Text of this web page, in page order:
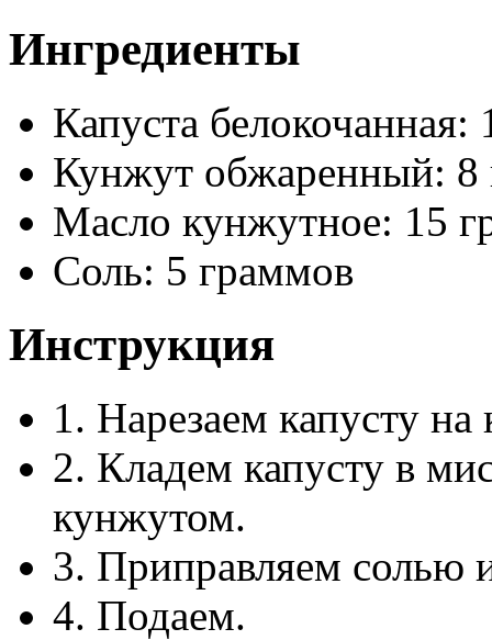
Ингредиенты
Капуста
Кунжут обжаренный: 8
Масло кунжутное: 15
Соль: 5 граммов
Инструкция
1. Нарезаем капусту на
2. Кладем капусту в
кунжутом.
3. Приправляем солью
4. Подаем.